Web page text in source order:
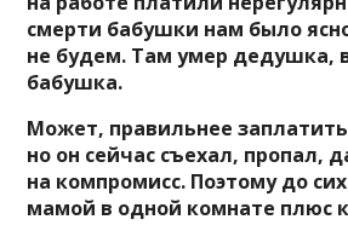
смерти бабушки нам было
не будем. Там умер дедушка,
бабушка.
Может, правильнее
но он сейчас съехал, пропал,
на компромисс. Поэтому до
мамой в одной комнате плюс